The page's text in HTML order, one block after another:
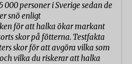
000 personer i Sverige sedan de
snö enligt
för att halka ökar markant
skor på fötterna. Testfakta
skor för att avgöra vilka som
vilka du riskerar att halka